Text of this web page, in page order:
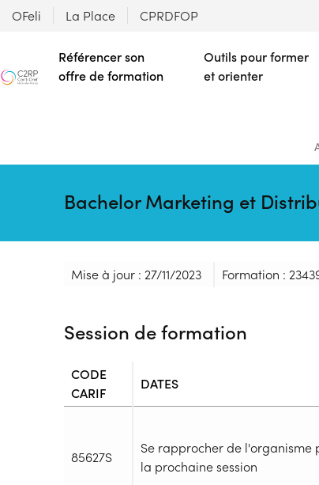
OFeli La Place CPRDFOP
Référencer son
offre de formation
Outils pour former
et orienter
Bachelor Marketing et
Mise à jour : 27/11/2023 Formation :
Session de formation
CODE
CARIF
DATES
85627S
Se rapprocher de l'organisme
la prochaine session